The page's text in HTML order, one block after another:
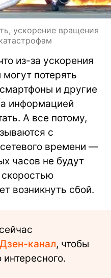
ускорение вращения
из-за ускорения
потерять
и другие
информацией
А все потому,
с
времени —
часов не будут
возникнуть сбой.
канал, чтобы
интересного.